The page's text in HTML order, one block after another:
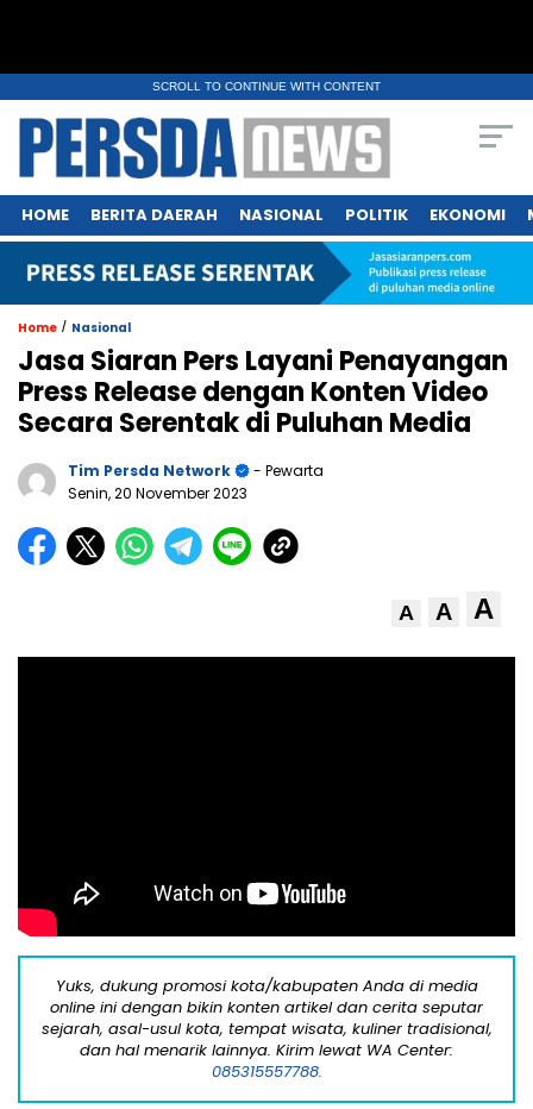
SCROLL TO CONTINUE WITH CONTENT
HOME BERITA DAERAH NASIONAL POLITIK EKONOMI
Home / Nasional
Jasa Siaran Pers Layani Penayangan
Press Release dengan Konten Video
Secara Serentak di Puluhan Media
Tim Persda Network
- Pewarta
Senin, 20 November 2023
A A A
Yuks, dukung promosi kota/kabupaten Anda di media
online ini dengan bikin konten artikel dan cerita seputar
sejarah, asal-usul kota, tempat wisata, kuliner tradisional,
dan hal menarik lainnya. Kirim lewat WA Center:
085315557788.